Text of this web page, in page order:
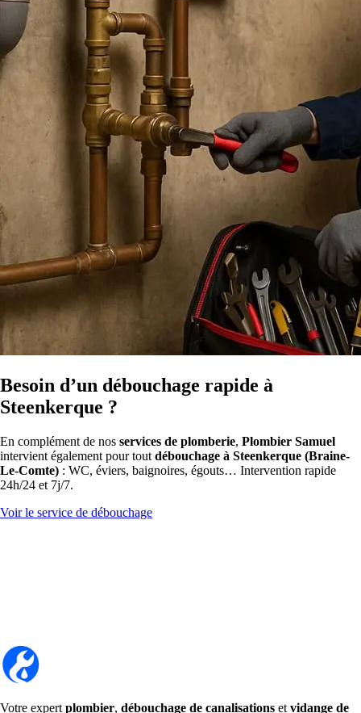
Besoin d’un débouchage rapide à
Steenkerque ?
En complément de nos services de plomberie, Plombier Samuel
intervient également pour tout débouchage à Steenkerque (Braine-
Le-Comte) : WC, éviers, baignoires, égouts… Intervention rapide
24h/24 et 7j/7.
Voir le service de débouchage
Votre expert plombier, débouchage de canalisations et vidange de